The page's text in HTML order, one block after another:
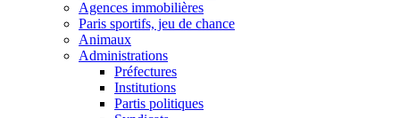
Agences immobilières
Paris sportifs, jeu de chance
Animaux
Administrations
Préfectures
Institutions
Partis politiques